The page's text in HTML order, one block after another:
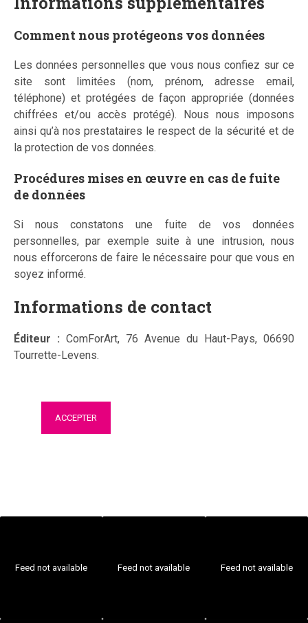
Comment nous protégeons vos données
Les données personnelles que vous nous confiez sur ce
site sont limitées (nom, prénom, adresse email,
téléphone) et protégées de façon appropriée (données
chiffrées et/ou accès protégé). Nous nous imposons
ainsi qu’à nos prestataires le respect de la sécurité et de
la protection de vos données.
Procédures mises en œuvre en cas de fuite
de données
Si nous constatons une fuite de vos données
personnelles, par exemple suite à une intrusion, nous
nous efforcerons de faire le nécessaire pour que vous en
soyez informé.
Informations de contact
Éditeur : ComForArt, 76 Avenue du Haut-Pays, 06690
Tourrette-Levens.
ACCEPTER
Feed not available Feed not available Feed not available